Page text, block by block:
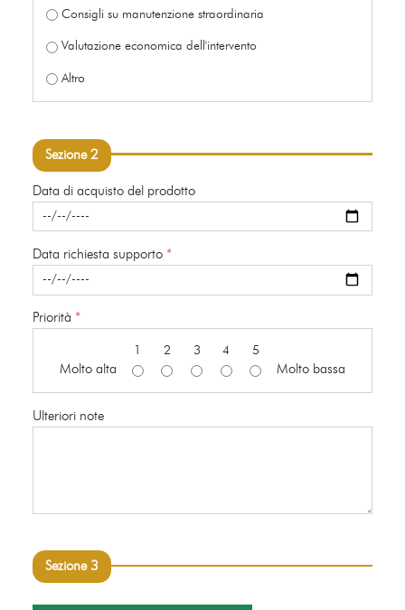
Consigli su manutenzione straordinaria
Valutazione economica dell'intervento
Altro
Sezione 2
Data di acquisto del prodotto
Data richiesta supporto *
Priorità *
Molto alta
2 3 4 5
Molto bassa
Ulteriori note
Sezione 3